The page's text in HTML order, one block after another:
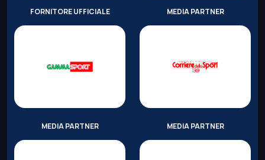
FORNITORE UFFICIALE MEDIA PARTNER
MEDIA PARTNER MEDIA PARTNER